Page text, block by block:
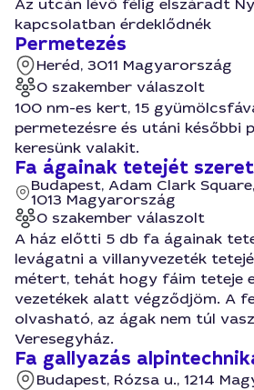
Az utcán lévő félig elszáradt
kapcsolatban érdeklődnék
Permetezés
Heréd, 3011 Magyarország
0 szakember válaszolt
100 nm-es kert, 15
permetezésre és utáni későbbi
keresünk valakit.
Fa ágainak tetejét
Budapest, Adam Clark
1013 Magyarország
0 szakember válaszolt
A ház előtti 5 db fa ágainak
levágatni a villanyvezeték
métert, tehát hogy fáim teteje
vezetékek alatt végződjöm. A
olvasható, az ágak nem túl
Veresegyház.
Fa gallyazás
Budapest, Rózsa u., 1214